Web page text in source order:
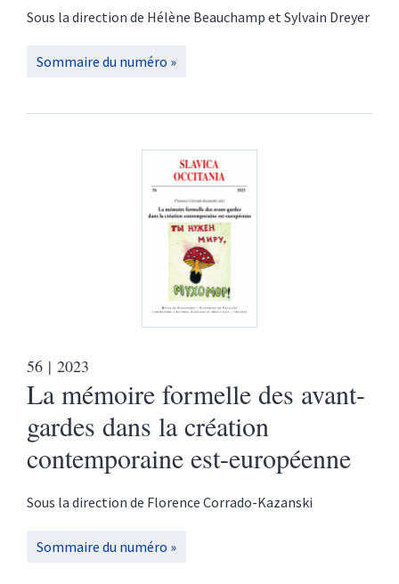
Sous la direction de Hélène Beauchamp etSylvain Dreyer
Sommaire du numéro
56 | 2023
La mémoire formelle des avant-
gardes dans la création
contemporaine est-européenne
Sous la direction de Florence Corrado-Kazanski
Sommaire du numéro